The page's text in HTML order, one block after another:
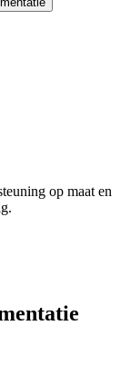
op maat en